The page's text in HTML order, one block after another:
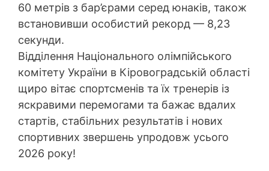
60 метрів з бар’єрами серед юнаків, також
встановивши особистий рекорд — 8,23
секунди.
Відділення Національного олімпійського
комітету України в Кіровоградській області
щиро вітає спортсменів та їх тренерів із
яскравими перемогами та бажає вдалих
стартів, стабільних результатів і нових
спортивних звершень упродовж усього
2026 року!